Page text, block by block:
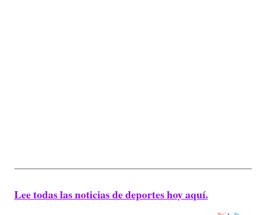
Lee todas las noticias de deportes hoy aquí.